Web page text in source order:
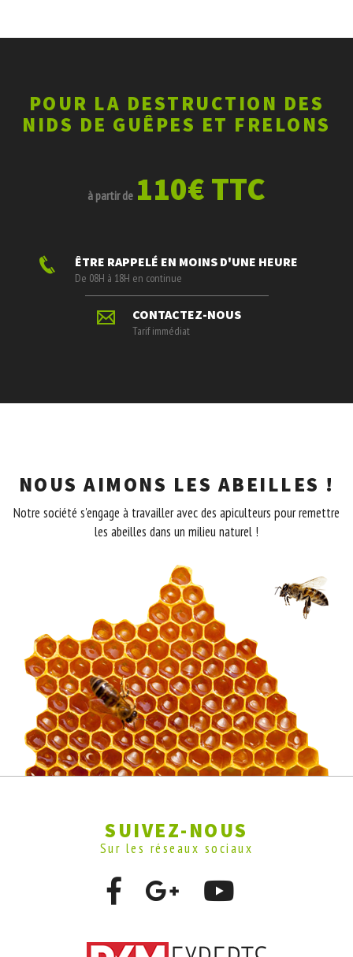
POUR LA DESTRUCTION DES
NIDS DE GUÊPES ET FRELONS
à partir de 110€ TTC
ÊTRE RAPPELÉ EN MOINS D'UNE HEURE
De 08H à 18H en continue
CONTACTEZ-NOUS
Tarif immédiat
NOUS AIMONS LES ABEILLES !
Notre société s'engage à travailler avec des apiculteurs pour remettre
les abeilles dans un milieu naturel !
SUIVEZ-NOUS
Sur les réseaux sociaux